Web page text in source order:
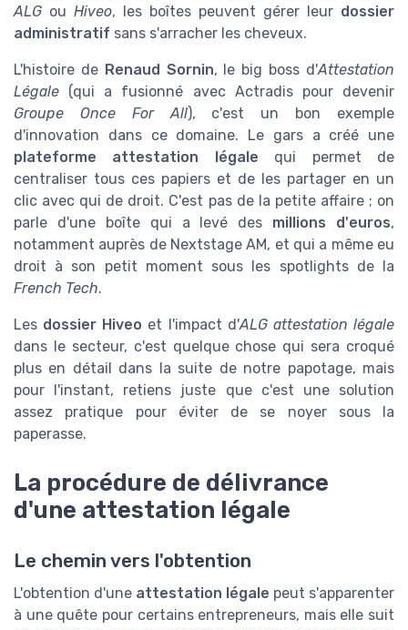
ALG ou Hiveo, les boîtes peuvent gérer leur dossier
administratif sans s'arracher les cheveux.
L'histoire de Renaud Sornin, le big boss d'Attestation
Légale (qui a fusionné avec Actradis pour devenir
Groupe Once For All), c'est un bon exemple
d'innovation dans ce domaine. Le gars a créé une
plateforme attestation légale qui permet de
centraliser tous ces papiers et de les partager en un
clic avec qui de droit. C'est pas de la petite affaire ; on
parle d'une boîte qui a levé des millions d'euros,
notamment auprès de Nextstage AM, et qui a même eu
droit à son petit moment sous les spotlights de la
French Tech.
Les dossier Hiveo et l'impact d'ALG attestation légale
dans le secteur, c'est quelque chose qui sera croqué
plus en détail dans la suite de notre papotage, mais
pour l'instant, retiens juste que c'est une solution
assez pratique pour éviter de se noyer sous la
paperasse.
La procédure de délivrance
d'une attestation légale
Le chemin vers l'obtention
L'obtention d'une attestation légale peut s'apparenter
à une quête pour certains entrepreneurs, mais elle suit